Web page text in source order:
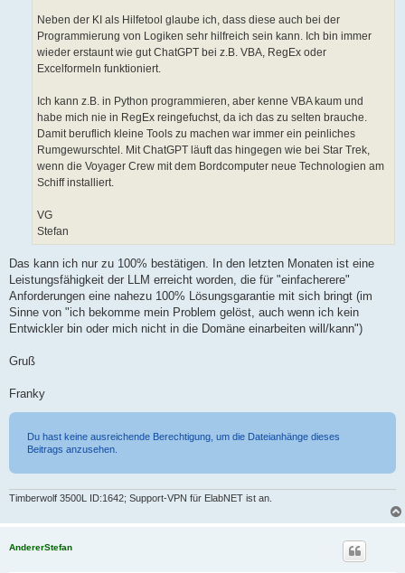
Neben der KI als Hilfetool glaube ich, dass diese auch bei der
Programmierung von Logiken sehr hilfreich sein kann. Ich bin immer
wieder erstaunt wie gut ChatGPT bei z.B. VBA, RegEx oder
Excelformeln funktioniert.
Ich kann z.B. in Python programmieren, aber kenne VBA kaum und
habe mich nie in RegEx reingefuchst, da ich das zu selten brauche.
Damit beruflich kleine Tools zu machen war immer ein peinliches
Rumgewurschtel. Mit ChatGPT läuft das hingegen wie bei Star Trek,
wenn die Voyager Crew mit dem Bordcomputer neue Technologien am
Schiff installiert.
VG
Stefan
Das kann ich nur zu 100% bestätigen. In den letzten Monaten ist eine
Leistungsfähigkeit der LLM erreicht worden, die für "einfacherere"
Anforderungen eine nahezu 100% Lösungsgarantie mit sich bringt (im
Sinne von "ich bekomme mein Problem gelöst, auch wenn ich kein
Entwickler bin oder mich nicht in die Domäne einarbeiten will/kann")
Gruß
Franky
Du hast keine ausreichende Berechtigung, um die Dateianhänge dieses
Beitrags anzusehen.
Timberwolf 3500L ID:1642; Support-VPN für ElabNET ist an.
AndererStefan